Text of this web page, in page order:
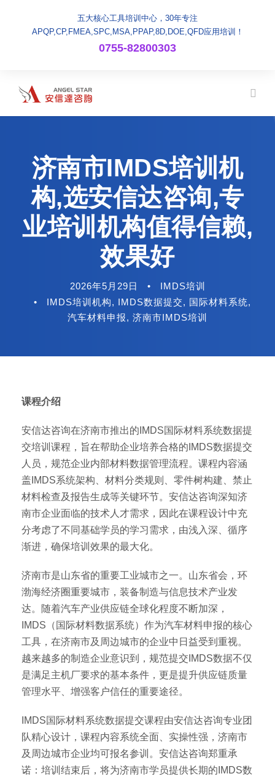
五大核心工具培训中心，30年专注
APQP,CP,FMEA,SPC,MSA,PPAP,8D,DOE,QFD应用培训！
0755-82800303
济南市IMDS培训机
构,选安信达咨询,专
业培训机构值得信赖,
效果好
2026年5月29日 •
IMDS培训
•
IMDS培训机构, IMDS数据提交, 国际材料系统,
汽车材料申报, 济南市IMDS培训
课程介绍
安信达咨询在济南市推出的IMDS国际材料系统数据提
交培训课程，旨在帮助企业培养合格的IMDS数据提交
人员，规范企业内部材料数据管理流程。课程内容涵
盖IMDS系统架构、材料分类规则、零件树构建、禁止
材料检查及报告生成等关键环节。安信达咨询深知济
南市企业面临的技术人才需求，因此在课程设计中充
分考虑了不同基础学员的学习需求，由浅入深、循序
渐进，确保培训效果的最大化。
济南市是山东省的重要工业城市之一。山东省会，环
渤海经济圈重要城市，装备制造与信息技术产业发
达。随着汽车产业供应链全球化程度不断加深，
IMDS（国际材料数据系统）作为汽车材料申报的核心
工具，在济南市及周边城市的企业中日益受到重视。
越来越多的制造企业意识到，规范提交IMDS数据不仅
是满足主机厂要求的基本条件，更是提升供应链质量
管理水平、增强客户信任的重要途径。
IMDS国际材料系统数据提交课程由安信达咨询专业团
队精心设计，课程内容系统全面、实操性强，济南市
及周边城市企业均可报名参训。安信达咨询郑重承
诺：培训结束后，将为济南市学员提供长期的IMDS数